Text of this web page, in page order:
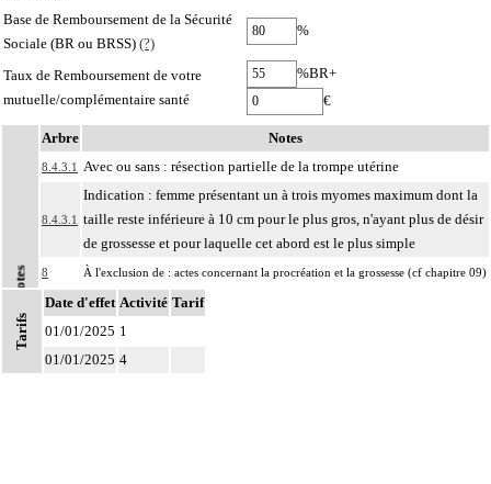
Base de Remboursement de la Sécurité
Sociale (BR ou BRSS) (?)
%
Taux de Remboursement de votre
mutuelle/complémentaire santé
%BR+
€
Notes
Arbre Notes
8.4.3.1 Avec ou sans : résection partielle de la trompe utérine
8.4.3.1
Indication : femme présentant un à trois myomes maximum dont la
taille reste inférieure à 10 cm pour le plus gros, n'ayant plus de désir
de grossesse et pour laquelle cet abord est le plus simple
8 À l'exclusion de : actes concernant la procréation et la grossesse (cf chapitre 09)
8
Les actes sur la cavité de l'abdomen, par coelioscopie ou par
rétropéritonéoscopie incluent l'évacuation de collection intraabdominale
Tarifs
Date d'effet Activité Tarif
01/01/2025 1
01/01/2025 4